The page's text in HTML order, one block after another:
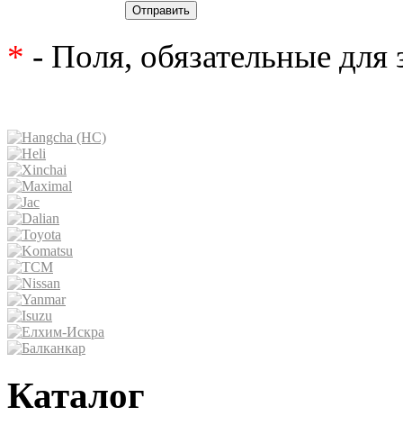
Отправить
* - Поля, обязательные для
Каталог